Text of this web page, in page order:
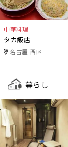
中華料理
タカ飯店
名古屋 西区
暮らし